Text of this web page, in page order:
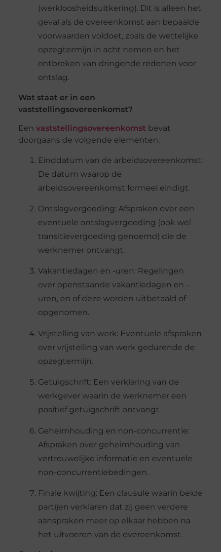
(werkloosheidsuitkering). Dit is alleen het
geval als de overeenkomst aan bepaalde
voorwaarden voldoet, zoals de wettelijke
opzegtermijn in acht nemen en het
ontbreken van dringende redenen voor
ontslag.
Wat staat er in een
vaststellingsovereenkomst?
Een vaststellingsovereenkomst bevat
doorgaans de volgende elementen:
Einddatum van de arbeidsovereenkomst:
De datum waarop de
arbeidsovereenkomst formeel eindigt.
Ontslagvergoeding: Afspraken over een
eventuele ontslagvergoeding (ook wel
transitievergoeding genoemd) die de
werknemer ontvangt.
Vakantiedagen en -uren: Regelingen
over openstaande vakantiedagen en -
uren, en of deze worden uitbetaald of
opgenomen.
Vrijstelling van werk: Eventuele afspraken
over vrijstelling van werk gedurende de
opzegtermijn.
Getuigschrift: Een verklaring van de
werkgever waarin de werknemer een
positief getuigschrift ontvangt.
Geheimhouding en non-concurrentie:
Afspraken over geheimhouding van
vertrouwelijke informatie en eventuele
non-concurrentiebedingen.
Finale kwijting: Een clausule waarin beide
partijen verklaren dat zij geen verdere
aanspraken meer op elkaar hebben na
het uitvoeren van de overeenkomst.